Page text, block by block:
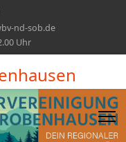
nd-sob.de
Uhr